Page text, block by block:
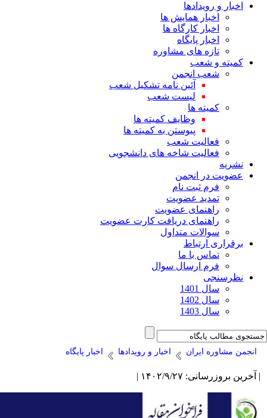
اخبار و رویدادها
اخبار همایش ها
اخبار کارگاه ها
اخبار پایگاه
تازه های مشاوره
کمیته و شعب
شعب انجمن
آئین نامه تشکیل شعب
لیست شعب
کمیته ها
وظایف کمیته ها
پیوستن به کمیته ها
فعالیت شعب
فعالیت شاخه های دانشجویی
نشریه
عضویت در انجمن
فرم ثبت نام
تمدید عضویت
راهنمای عضویت
راهنمای دریافت کارت عضویت
سوالات متداول
برقراری ارتباط
تماس با ما
فرم ارسال سوال
نظرسنجی
سال 1401
سال 1402
سال 1403
انجمن مشاوره ایران اخبار و رویدادها اخبار پایگاه
بروزرسانی: ۱۴۰۲/۹/۲۷ |